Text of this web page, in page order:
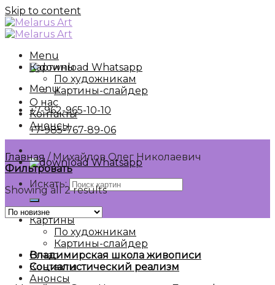
Skip to content
Menu
Whatsapp
Menu
+7-962-965-10-10
+7-985-767-89-06
Whatsapp
Искать:
Картины
По художникам
Картины-слайдер
О нас
Контакты
Анонсы
Картины
По художникам
Картины-слайдер
О нас
Контакты
Анонсы
Главная /Михайлов Олег Николаевич
Фильтровать
Showing all 2 results
Владимирская школа живописи
Социалистический реализм